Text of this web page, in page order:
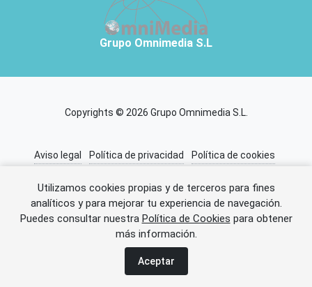
Utilizamos cookies propias y de terceros para fines
analíticos y para mejorar tu experiencia de navegación.
Puedes consultar nuestra Política de Cookies para obtener
más información.
Aceptar
Error al cargar el anuncio.
Grupo Omnimedia S.L
Copyrights © 2026 Grupo Omnimedia S.L.
Aviso legal Política de privacidad
Política de cookies